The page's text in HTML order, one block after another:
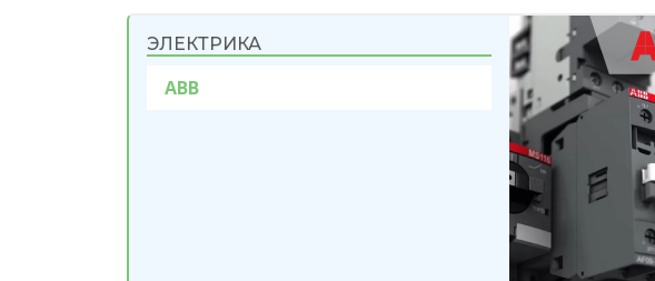
ЭЛЕКТРИКА
ABB